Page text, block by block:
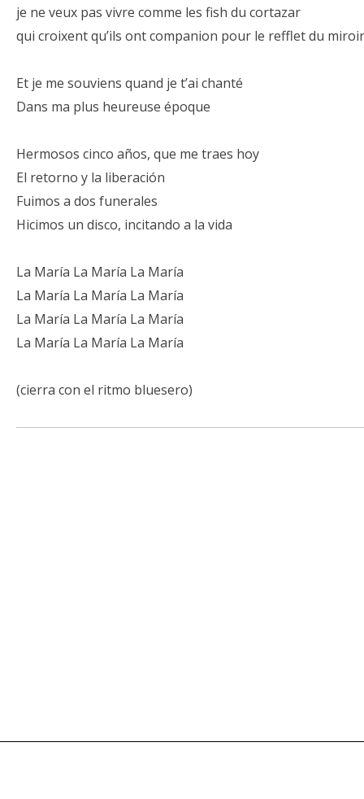
je ne veux pas vivre comme les fish du cortazar
qui croixent qu’ils ont companion pour le refflet du miroir
Et je me souviens quand je t’ai chanté
Dans ma plus heureuse époque
Hermosos cinco años, que me traes hoy
El retorno y la liberación
Fuimos a dos funerales
Hicimos un disco, incitando a la vida
La María La María La María
La María La María La María
La María La María La María
La María La María La María
(cierra con el ritmo bluesero)